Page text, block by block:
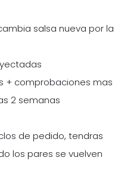
salsa nueva por la
+ comprobaciones mas
2 semanas
de pedido, tendras
los pares se vuelven